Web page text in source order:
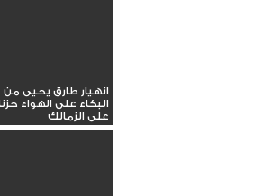
انهيار طارق يحيى من
البكاء على الهواء
على الزمالك